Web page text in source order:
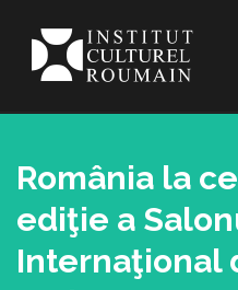
România la
ediţie a
Internaţional